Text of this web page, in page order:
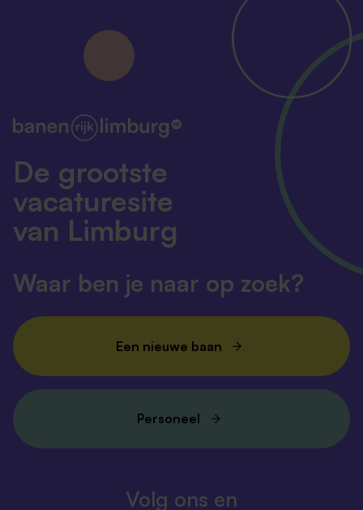
De grootste
vacaturesite
van Limburg
Waar ben je naar op zoek?
Een nieuwe baan
Personeel
Volg ons en